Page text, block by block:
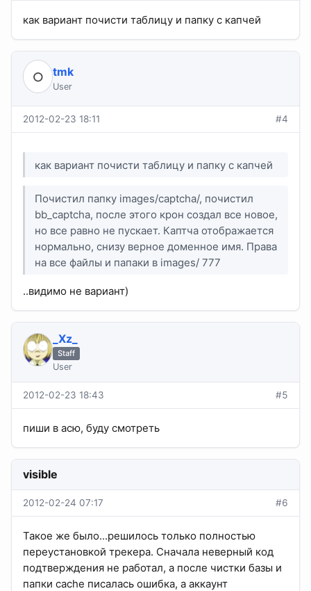
как вариант почисти таблицу и папку с капчей
tmk
User
2012-02-23 18:11 #4
как вариант почисти таблицу и папку с капчей
Почистил папку images/captcha/, почистил
bb_captcha, после этого крон создал все новое,
но все равно не пускает. Каптча отображается
нормально, снизу верное доменное имя. Права
на все файлы и папаки в images/ 777
..видимо не вариант)
_Xz_
Staff
User
2012-02-23 18:43 #5
пиши в асю, буду смотреть
visible
2012-02-24 07:17 #6
Такое же было...решилось только полностью
переустановкой трекера. Сначала неверный код
подтверждения не работал, а после чистки базы и
папки cache писалась ошибка, а аккаунт